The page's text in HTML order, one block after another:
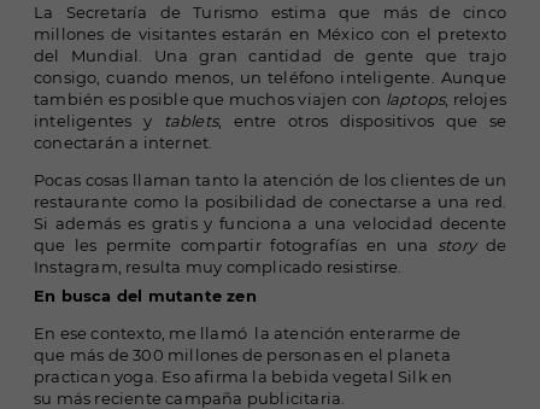
La Secretaría de Turismo estima que más de cinco
millones de visitantes estarán en México con el pretexto
del Mundial. Una gran cantidad de gente que trajo
consigo, cuando menos, un teléfono inteligente. Aunque
también es posible que muchos viajen con laptops, relojes
inteligentes y
tablets, entre otros dispositivos que se
conectarán a internet.
Pocas cosas llaman tanto la atención de los clientes de un
restaurante como la posibilidad de conectarse a una red.
Si además es gratis y funciona a una velocidad decente
que les permite compartir fotografías en una storyde
Instagram, resulta muy complicado resistirse.
En busca del mutante zen
En ese contexto, me llamó la atención enterarme de
que más de 300 millones de personas en el planeta
practican yoga. Eso afirma la bebida vegetal Silk en
su más reciente campaña publicitaria.